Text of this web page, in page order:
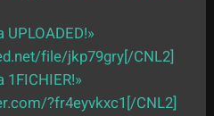
file/jkp79gry[/CNL2]
?fr4eyvkxc1[/CNL2]